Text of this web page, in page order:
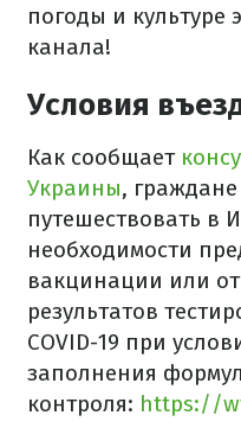
погоды и культуре
канала!
Условия
Как сообщает
Украины,
путешествовать в
необходимости
вакцинации или
результатов
COVID-19 при
заполнения
контроля: https://